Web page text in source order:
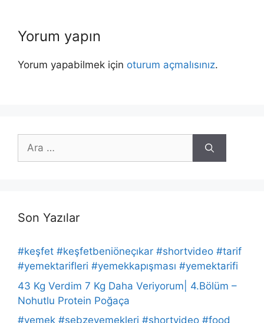
Yorum yapın
Yorum yapabilmek için oturum açmalısınız.
için
Son Yazılar
#keşfet #keşfetbeniöneçıkar #shortvideo #tarif
#yemektarifleri #yemekkapışması #yemektarifi
43 Kg Verdim 7 Kg Daha Veriyorum| 4.Bölüm –
Nohutlu Protein Poğaça
#yemek #sebzeyemekleri #shortvideo #food